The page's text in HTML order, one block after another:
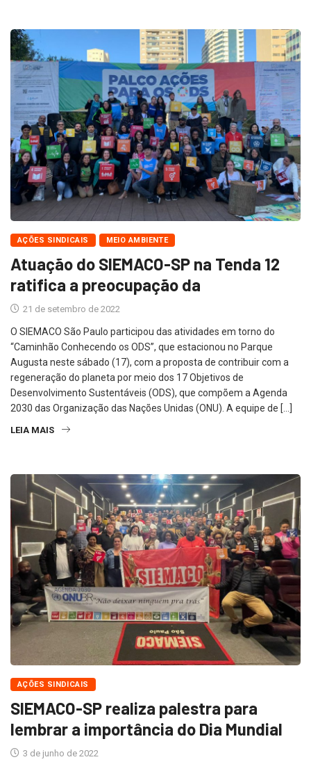
AÇÕES SINDICAIS MEIO AMBIENTE
Atuação do SIEMACO-SP na Tenda 12
ratifica a preocupação da
21 de setembro de 2022
O SIEMACO São Paulo participou das atividades em torno do
“Caminhão Conhecendo os ODS”, que estacionou no Parque
Augusta neste sábado (17), com a proposta de contribuir com a
regeneração do planeta por meio dos 17 Objetivos de
Desenvolvimento Sustentáveis (ODS), que compõem a Agenda
2030 das Organização das Nações Unidas (ONU). A equipe de […]
LEIA MAIS
AÇÕES SINDICAIS
SIEMACO-SP realiza palestra para
lembrar a importância do Dia Mundial
3 de junho de 2022